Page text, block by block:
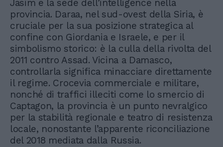
Jasim e la sede dell’intelligence nella
provincia. Daraa, nel sud-ovest della Siria, è
cruciale per la sua posizione strategica al
confine con Giordania e Israele, e per il
simbolismo storico: è la culla della rivolta del
2011 contro Assad. Vicina a Damasco,
controllarla significa minacciare direttamente
il regime. Crocevia commerciale e militare,
nonché di traffici illeciti come lo smercio di
Captagon, la provincia è un punto nevralgico
per la stabilità regionale e teatro di resistenza
locale, nonostante l’apparente riconciliazione
del 2018 mediata dalla Russia.